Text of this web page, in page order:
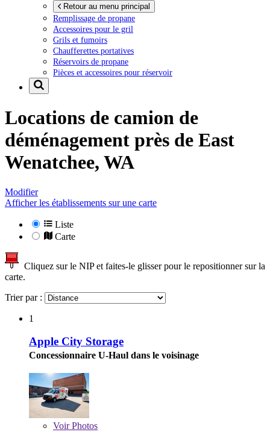
Retour au menu principal
Remplissage de propane
Accessoires pour le gril
Grils et fumoirs
Chaufferettes portatives
Réservoirs de propane
Pièces et accessoires pour réservoir
Locations de camion de
déménagement près de East
Wenatchee, WA
Modifier
Afficher les établissements sur une carte
Liste
Carte
Cliquez sur le NIP et faites-le glisser pour le repositionner sur la
carte.
Trier par :
1
Apple City Storage
Concessionnaire U-Haul dans le voisinage
VoirPhotos